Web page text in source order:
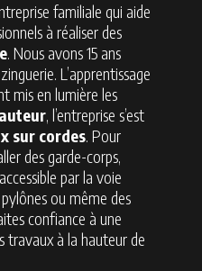
familiale qui aide
à réaliser des
. Nous avons 15 ans
L’apprentissage
mis en lumière les
, l’entreprise s’est
sur cordes. Pour
des garde-corps,
par la voie
ou même des
confiance à une
travaux à la hauteur de